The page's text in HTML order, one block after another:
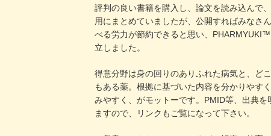
評判の良い書籍を購入し、論文を読み込んで
用にまとめていましたが、公開すればみなさ
べる労力が節約できると思い、
立しました。
得意分野は身の回りのありふれた病気と、ど
もある薬。根拠に基づいた内容を分かりやす
みやすく、がモットーです。PMID等、出典を
ますので、リンクもご覧になって下さい。